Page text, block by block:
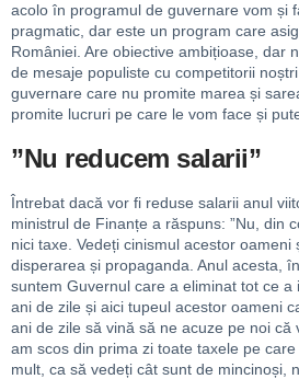
acolo în programul de guvernare vom și
pragmatic, dar este un program care
României. Are obiective ambițioase, dar
de mesaje populiste cu competitorii
guvernare care nu promite marea și
promite lucruri pe care le vom face și
”Nu reducem salarii”
Întrebat dacă vor fi reduse salarii anul
ministrul de Finanțe a răspuns: ”Nu, din
nici taxe. Vedeți cinismul acestor oameni
disperarea și propaganda. Anul acesta,
suntem Guvernul care a eliminat tot ce a
ani de zile și aici tupeul acestor oameni
ani de zile să vină să ne acuze pe noi că
am scos din prima zi toate taxele pe
mult, ca să vedeți cât sunt de mincinoși,